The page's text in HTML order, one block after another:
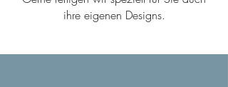
ihre eigenen Designs.